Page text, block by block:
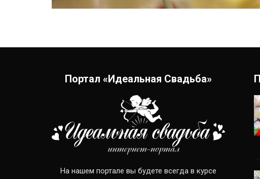
Портал «Идеальная Свадьба»
На нашем портале вы будете всегда в курсе